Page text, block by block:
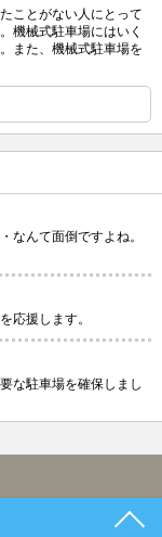
ことがない人にとって
機械式駐車場にはいく
また、機械式駐車場を
なんて面倒ですよね。
応援します。
な駐車場を確保しまし